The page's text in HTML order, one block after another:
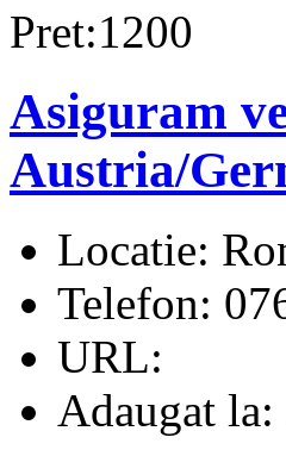
Pret:1200
Asiguram
Austria/
Locatie:
Telefon:
URL:
Adaugat la: